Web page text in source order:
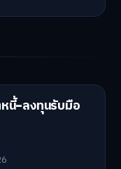
หนี้-ลงทุนรับมือ